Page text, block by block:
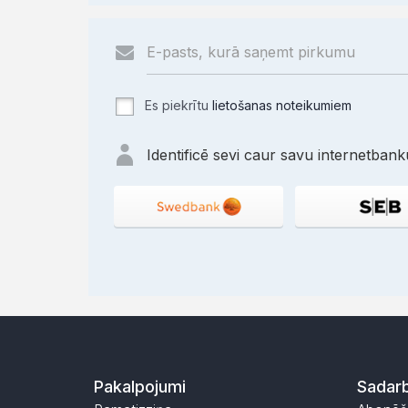
Es piekrītu lietošanas noteikumiem
Identificē sevi caur savu
Pakalpojumi